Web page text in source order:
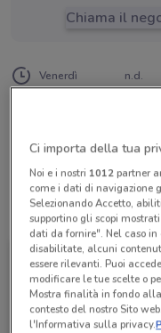
Chiama il
Venerdì n.d.
Sabato n.d.
Domenica n.d.
Promesse Viaggi
Tutte le promozioni
Ci importa della tua
Noi e i nostri 1012partner
come i dati di navigazione
Selezionando Accetto,
supportino gli scopi
dati da fornire". Nel caso in
disabilitate, alcuni
essere rilevanti. Puoi
modificare le tue scelte o
Mostra finalità in fondo
contesto del nostro Sito
l'Informativa sulla privacy.